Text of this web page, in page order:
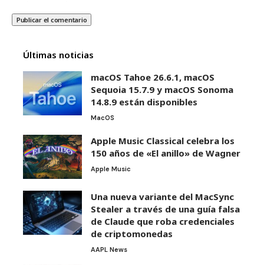
Últimas noticias
macOS Tahoe 26.6.1, macOS
Sequoia 15.7.9 y macOS Sonoma
14.8.9 están disponibles
MacOS
Apple Music Classical celebra los
150 años de «El anillo» de Wagner
Apple Music
Una nueva variante del MacSync
Stealer a través de una guía falsa
de Claude que roba credenciales
de criptomonedas
AAPL News